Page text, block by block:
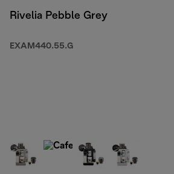
Rivelia Pebble Grey
EXAM440.55.G